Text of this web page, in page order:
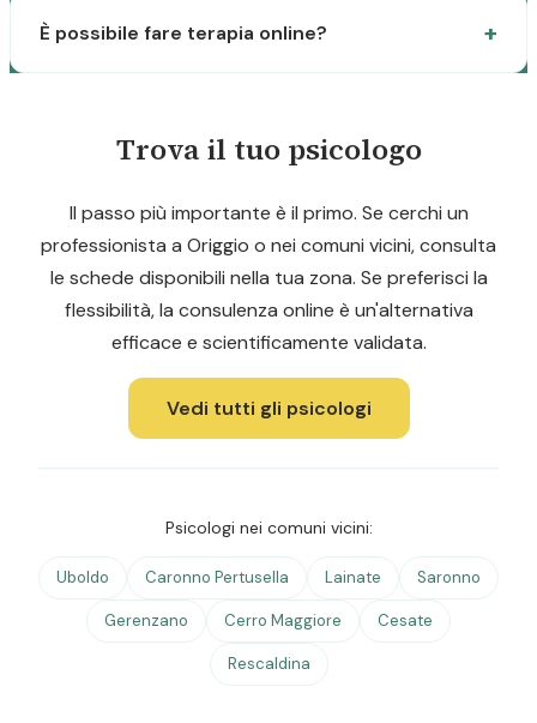
È possibile fare terapia online?
Trova il tuo psicologo
Il passo più importante è il primo. Se cerchi un
professionista a Origgio o nei comuni vicini, consulta
le schede disponibili nella tua zona. Se preferisci la
flessibilità, la consulenza online è un'alternativa
efficace e scientificamente validata.
Vedi tutti gli psicologi
Psicologi nei comuni vicini:
Uboldo Caronno Pertusella Lainate Saronno
Gerenzano Cerro Maggiore Cesate
Rescaldina